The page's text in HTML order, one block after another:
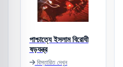
পাশ্চাত্যে ইসলাম বিরোধী
ষড়যন্ত্র
বিস্তারিত দেখুন